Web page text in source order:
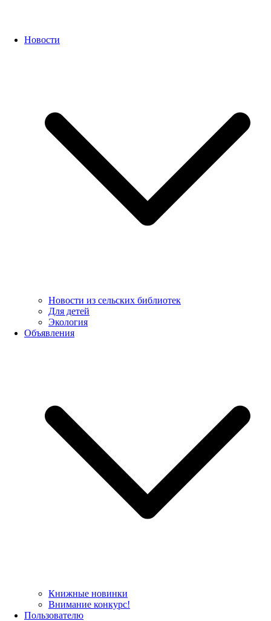
Новости
Новости из сельских библиотек
Для детей
Экология
Объявления
Книжные новинки
Внимание конкурс!
Пользователю